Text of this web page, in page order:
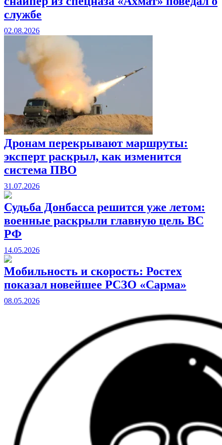
службе
02.08.2026
Дронам перекрывают маршруты:
эксперт раскрыл, как изменится
система ПВО
31.07.2026
Судьба Донбасса решится уже летом:
военные раскрыли главную цель ВС
РФ
14.05.2026
Мобильность и скорость: Ростех
показал новейшее РСЗО «Сарма»
08.05.2026